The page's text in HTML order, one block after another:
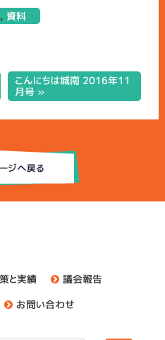
, 資料
こんにちは城南 2016年11
月号 »
と実績
議会報告
お問い合わせ